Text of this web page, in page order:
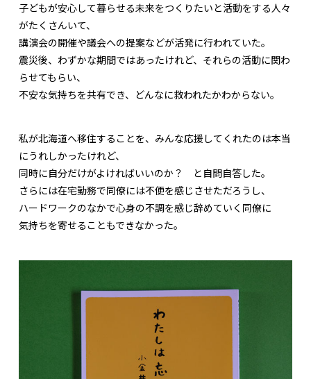
子どもが安心して暮らせる未来をつくりたいと活動をする人々
がたくさんいて、
講演会の開催や議会への提案などが活発に行われていた。
震災後、わずかな期間ではあったけれど、それらの活動に関わ
らせてもらい、
不安な気持ちを共有でき、どんなに救われたかわからない。
私が北海道へ移住することを、みんな応援してくれたのは本当
にうれしかったけれど、
同時に自分だけがよければいいのか？ と自問自答した。
さらには在宅勤務で同僚には不便を感じさせただろうし、
ハードワークのなかで心身の不調を感じ辞めていく同僚に
気持ちを寄せることもできなかった。